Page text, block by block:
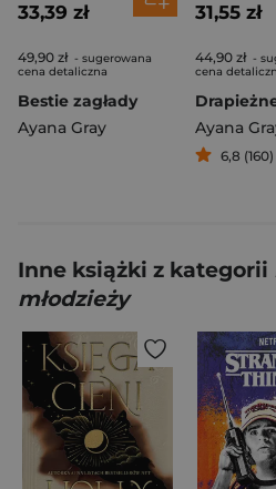
33,39 zł
49,90 zł - sugerowana
cena detaliczna
Bestie zagłady
Ayana Gray
31,55 zł
44,90 zł -
cena
Ayana
6,8 (160)
Inne książki z kategorii
młodzieży